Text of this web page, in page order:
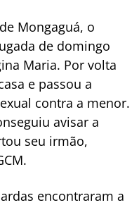
Mongaguá, o
de domingo
Maria. Por volta
e passou a
contra a menor.
avisar a
seu irmão,
encontraram a